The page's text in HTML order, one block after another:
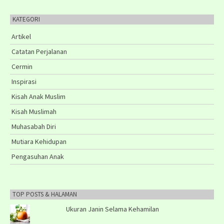
KATEGORI
Artikel
Catatan Perjalanan
Cermin
Inspirasi
Kisah Anak Muslim
Kisah Muslimah
Muhasabah Diri
Mutiara Kehidupan
Pengasuhan Anak
TOP POSTS & HALAMAN
Ukuran Janin Selama Kehamilan